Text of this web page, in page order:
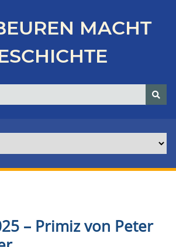
MACHT
– Primiz von Peter